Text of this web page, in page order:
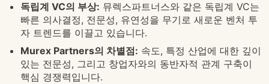
독립계 VC의 부상: 뮤렉스파트너스와 같은 독립계 VC는
빠른 의사결정, 전문성, 유연성을 무기로 새로운 벤처 투
자 트렌드를 이끌고 있습니다.
Murex Partners의 차별점: 속도, 특정 산업에 대한 깊이
있는 전문성, 그리고 창업자와의 동반자적 관계 구축이
핵심 경쟁력입니다.